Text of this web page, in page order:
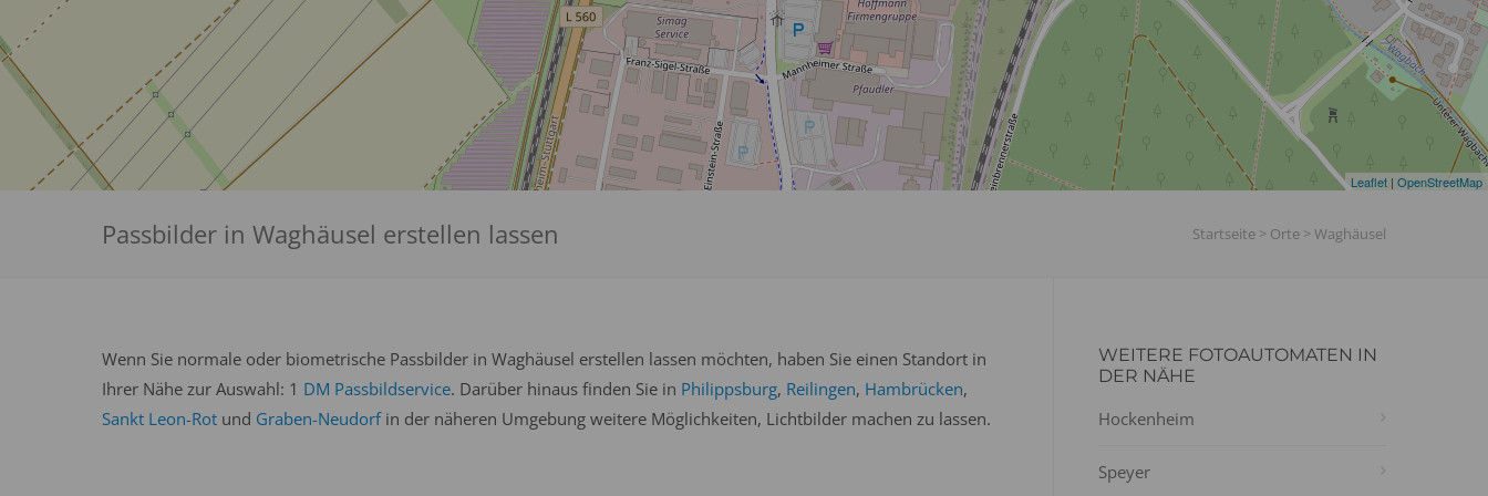
Leaflet | OpenStreetMap
Passbilder in Waghäusel erstellen lassen Startseite > Orte > Waghäusel
Wenn Sie normale oder biometrische Passbilder in Waghäusel erstellen lassen möchten, haben Sie einen Standort in
Ihrer Nähe zur Auswahl: 1 DM Passbildservice. Darüber hinaus finden Sie in Philippsburg, Reilingen, Hambrücken,
Sankt Leon-Rot und Graben-Neudorfin der näheren Umgebung weitere Möglichkeiten, Lichtbilder machen zu lassen.
WEITERE FOTOAUTOMATEN IN
DER NÄHE
Hockenheim
Speyer